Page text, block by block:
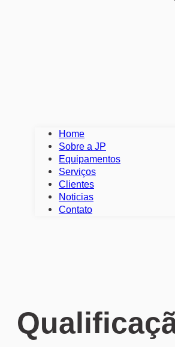
Home
Sobre a JP
Equipamentos
Serviços
Clientes
Noticias
Contato